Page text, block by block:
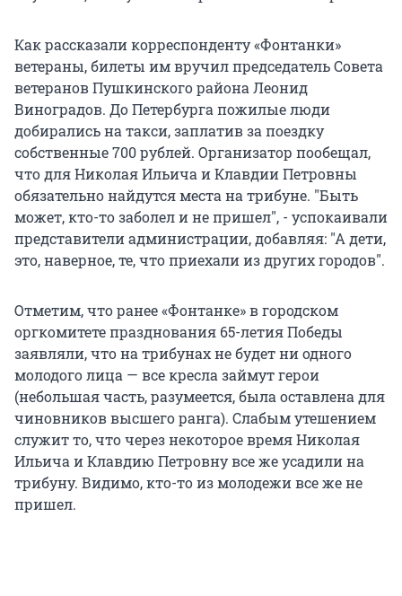
Как рассказали корреспонденту «Фонтанки»
ветераны, билеты им вручил председатель Совета
ветеранов Пушкинского района Леонид
Виноградов. До Петербурга пожилые люди
добирались на такси, заплатив за поездку
собственные 700 рублей. Организатор пообещал,
что для Николая Ильича и Клавдии Петровны
обязательно найдутся места на трибуне. "Быть
может, кто-то заболел и не пришел", - успокаивали
представители администрации, добавляя: "А дети,
это, наверное, те, что приехали из других городов".
Отметим, что ранее «Фонтанке» в городском
оргкомитете празднования 65-летия Победы
заявляли, что на трибунах не будет ни одного
молодого лица — все кресла займут герои
(небольшая часть, разумеется, была оставлена для
чиновников высшего ранга). Слабым утешением
служит то, что через некоторое время Николая
Ильича и Клавдию Петровну все же усадили на
трибуну. Видимо, кто-то из молодежи все же не
пришел.